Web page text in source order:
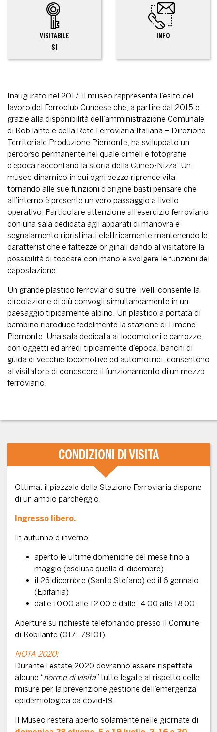
VISITABILE
SI
INFO
Inaugurato nel 2017, il museo rappresenta l’esito del
lavoro del Ferroclub Cuneese che, a partire dal 2015 e
grazie alla disponibilità dell’amministrazione Comunale
di Robilante e della Rete Ferroviaria Italiana – Direzione
Territoriale Produzione Piemonte, ha sviluppato un
percorso permanente nel quale cimeli e fotografie
d’epoca raccontano la storia della Cuneo-Nizza. Un
museo dinamico in cui ogni pezzo riprende vita
tornando alle sue funzioni d’origine basti pensare che
all’interno è presente un vero passaggio a livello
operativo. Particolare attenzione all’esercizio ferroviario
con una sala dedicata agli apparati di manovra e
segnalamento ripristinati elettricamente mantenendo le
caratteristiche e fattezze originali dando al visitatore la
possibilità di toccare con mano e svolgere le funzioni del
capostazione.
Un grande plastico ferroviario su tre livelli consente la
circolazione di più convogli simultaneamente in un
paesaggio tipicamente alpino. Un plastico a portata di
bambino riproduce fedelmente la stazione di Limone
Piemonte. Una sala dedicata ai locomotori e carrozze,
con oggetti ed arredi tipicamente d’epoca, banchi di
guida di vecchie locomotive ed automotrici, consentono
al visitatore di conoscere il funzionamento di un mezzo
ferroviario.
CONDIZIONI DI VISITA
Ottima: il piazzale della Stazione Ferroviaria dispone
di un ampio parcheggio.
Ingresso libero.
In autunno e inverno
aperto le ultime domeniche del mese fino a
maggio (esclusa quella di dicembre)
il 26 dicembre (Santo Stefano) ed il 6 gennaio
(Epifania)
dalle 10.00 alle 12.00 e dalle 14.00 alle 18.00.
Aperture su richieste telefonando presso il Comune
di Robilante (0171 78101).
NOTA 2020:
Durante l’estate 2020 dovranno essere rispettate
alcune “norme di visita” tutte legate al rispetto delle
misure per la prevenzione gestione dell’emergenza
epidemiologica da covid-19.
Il Museo resterà aperto solamente nelle giornate di